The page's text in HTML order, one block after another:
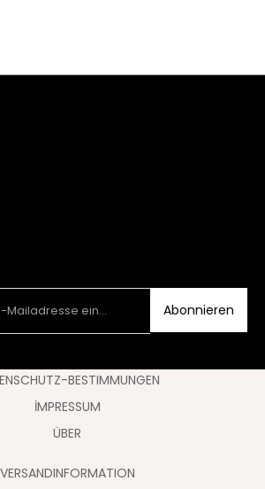
Abonnieren
BESTIMMUNGEN
İMPRESSUM
ÜBER
VERSANDINFORMATION